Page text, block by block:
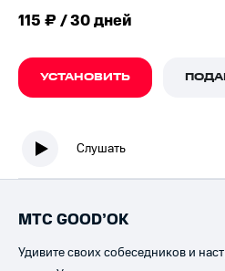
115 ₽ / 30 дней
УСТАНОВИТЬ
Слушать
МТС GOOD’OK
Удивите своих собеседников и